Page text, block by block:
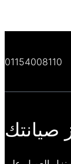
01154008110
صيانتك